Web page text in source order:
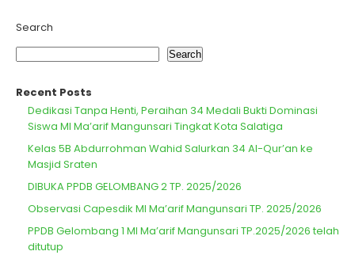
Search
Search
Recent Posts
Dedikasi Tanpa Henti, Peraihan 34 Medali Bukti Dominasi
Siswa MI Ma’arif Mangunsari Tingkat Kota Salatiga
Kelas 5B Abdurrohman Wahid Salurkan 34 Al-Qur’an ke
Masjid Sraten
DIBUKA PPDB GELOMBANG 2 TP. 2025/2026
Observasi Capesdik MI Ma’arif Mangunsari TP. 2025/2026
PPDB Gelombang 1 MI Ma’arif Mangunsari TP.2025/2026 telah
ditutup